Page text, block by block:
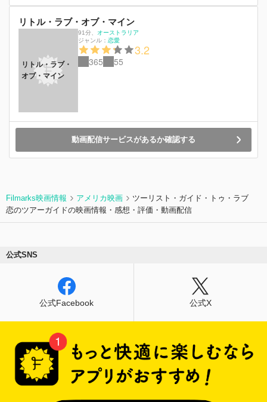
リトル・ラブ・オブ・マイン
リトル・ラブ・
オブ・マイン
91分
オーストラリア
ジャンル： 恋愛
3.2
365 55
動画配信サービスがあるか確認する
Filmarks映画情報 アメリカ映画
ツーリスト・ガイド・トゥ・ラブ
恋のツアーガイドの映画情報・感想・評価・動画配信
公式SNS
公式Facebook 公式X